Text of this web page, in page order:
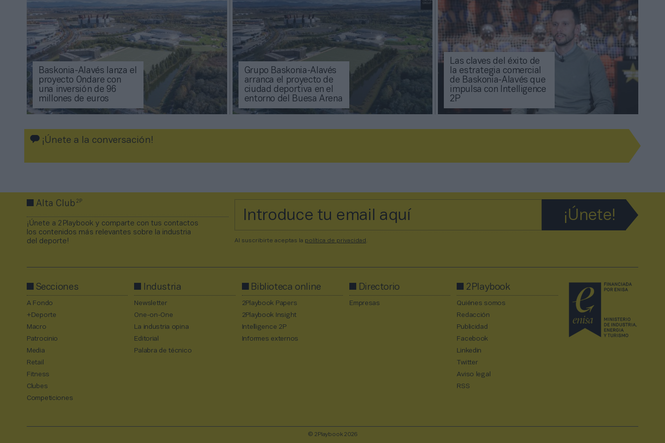
Baskonia-Alavés lanza el
proyecto Ondare con
una inversión de 96
millones de euros
Grupo Baskonia-Alavés
arranca el proyecto de
ciudad deportiva en el
entorno del Buesa Arena
Las claves del éxito de
la estrategia comercial
de Baskonia-Alavés que
impulsa con Intelligence
2P
¡Únete a la conversación!
Alta Club2P
¡Únete a 2Playbook y comparte con tus contactos
los contenidos más relevantes sobre la industria
del deporte!
Al suscribirte aceptas la política de privacidad
Secciones
A Fondo
+Deporte
Macro
Patrocinio
Media
Retail
Fitness
Clubes
Competiciones
Industria
Newsletter
One-on-One
La industria opina
Editorial
Palabra de técnico
Biblioteca online
2Playbook Papers
2Playbook Insight
Intelligence 2P
Informes externos
Directorio
Empresas
2Playbook
Quiénes somos
Redacción
Publicidad
Facebook
Linkedin
Twitter
Aviso legal
RSS
© 2Playbook 2026